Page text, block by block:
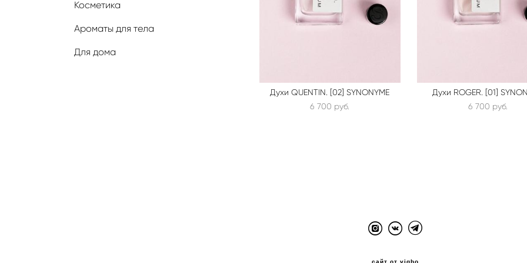
Косметика
Ароматы для тела
Для дома
Духи QUENTIN. [02] SYNONYME
6 700 pуб.
Духи ROGER. [01]
6 700 pуб.
сайт от vigbo